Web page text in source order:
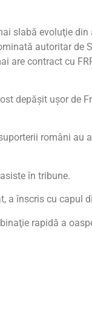
slabă evoluţie din
autoritar de
are contract cu
depăşit uşor de
români au
în tribune.
a înscris cu capul
rapidă a